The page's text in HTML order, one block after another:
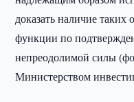
доказать наличие таких
функции по
непреодолимой силы
Министерством